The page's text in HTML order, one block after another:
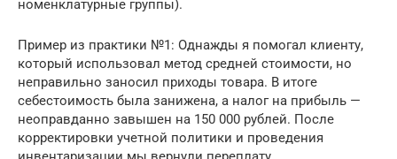
номенклатурные группы).
Пример из практики №1: Однажды я помогал клиенту,
который использовал метод средней стоимости, но
неправильно заносил приходы товара. В итоге
себестоимость была занижена, а налог на прибыль —
неоправданно завышен на 150 000 рублей. После
корректировки учетной политики и проведения